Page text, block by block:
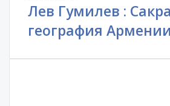
Лев Гумилев :
география